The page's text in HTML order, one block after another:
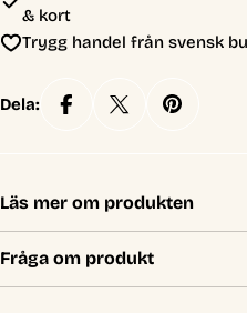
& kort
Trygg handel från svensk
Dela:
Läs mer om produkten
Fråga om produkt